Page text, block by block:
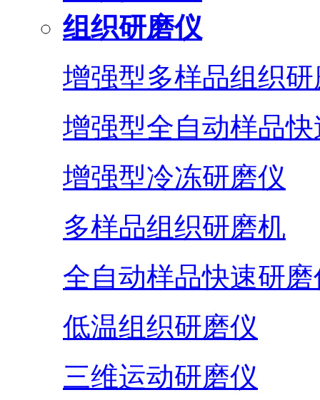
组织研磨仪
增强型多样品组织
增强型全自动样品
增强型冷冻研磨仪
多样品组织研磨机
全自动样品快速研磨
低温组织研磨仪
三维运动研磨仪